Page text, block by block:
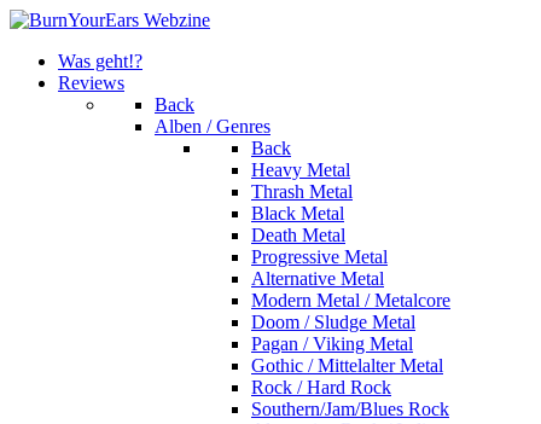
Was geht!?
Reviews
Back
Alben / Genres
Back
Heavy Metal
Thrash Metal
Black Metal
Death Metal
Progressive Metal
Alternative Metal
Modern Metal / Metalcore
Doom / Sludge Metal
Pagan / Viking Metal
Gothic / Mittelalter Metal
Rock / Hard Rock
Southern/Jam/Blues Rock